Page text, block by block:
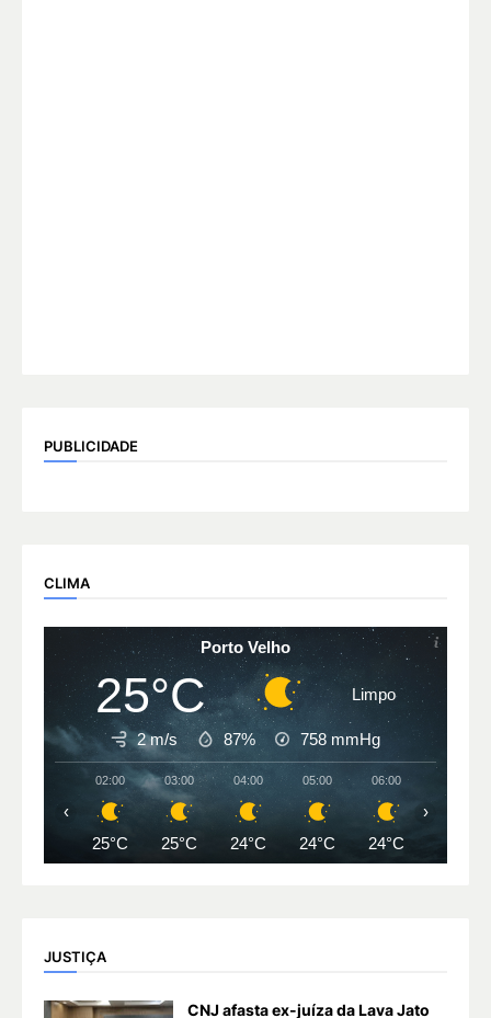
PUBLICIDADE
CLIMA
Porto Velho
25°C Limpo
2 m/s 87% 758 mmHg
02:00
25°C
03:00
25°C
04:00
24°C
05:00
24°C
06:00
24°C
‹ ›
JUSTIÇA
CNJ afasta ex-juíza da Lava Jato